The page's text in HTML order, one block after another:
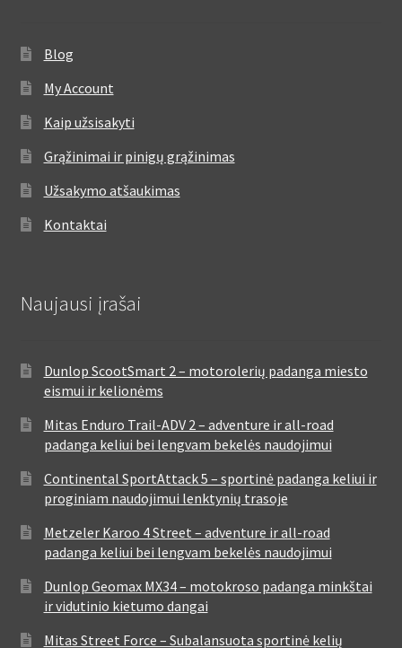
Blog
My Account
Kaip užsisakyti
Grąžinimai ir pinigų grąžinimas
Užsakymo atšaukimas
Kontaktai
Naujausi įrašai
Dunlop ScootSmart 2 – motorolerių padanga miesto
eismui ir kelionėms
Mitas Enduro Trail-ADV 2 – adventure ir all-road
padanga keliui bei lengvam bekelės naudojimui
Continental SportAttack 5 – sportinė padanga keliui ir
proginiam naudojimui lenktynių trasoje
Metzeler Karoo 4 Street – adventure ir all-road
padanga keliui bei lengvam bekelės naudojimui
Dunlop Geomax MX34 – motokroso padanga minkštai
ir vidutinio kietumo dangai
Mitas Street Force – Subalansuota sportinė kelių